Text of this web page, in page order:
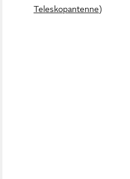
Teleskopantenne)